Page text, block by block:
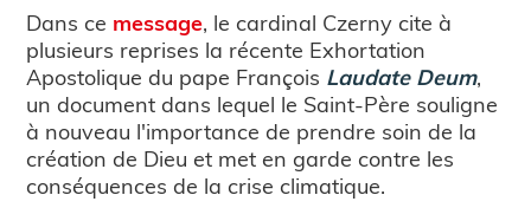
Dans ce message, le cardinal Czerny cite à
plusieurs reprises la récente Exhortation
Apostolique du pape François Laudate Deum,
un document dans lequel le Saint-Père souligne
à nouveau l'importance de prendre soin de la
création de Dieu et met en garde contre les
conséquences de la crise climatique.